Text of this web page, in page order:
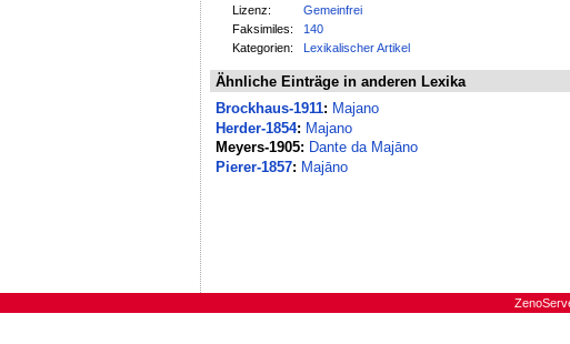
Lizenz:
Gemeinfrei
Faksimiles:
140
Kategorien:
Lexikalischer Artikel
Ähnliche Einträge in anderen Lexika
Brockhaus-1911: Majano
Herder-1854: Majano
Meyers-1905: Dante da Majāno
Pierer-1857: Majāno